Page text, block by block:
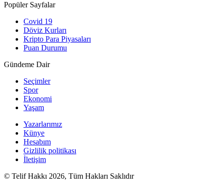
Popüler Sayfalar
Covid 19
Döviz Kurları
Kripto Para Piyasaları
Puan Durumu
Gündeme Dair
Seçimler
Spor
Ekonomi
Yaşam
Yazarlarımız
Künye
Hesabım
Gizlilik politikası
İletişim
© Telif Hakkı 2026, Tüm Hakları Saklıdır